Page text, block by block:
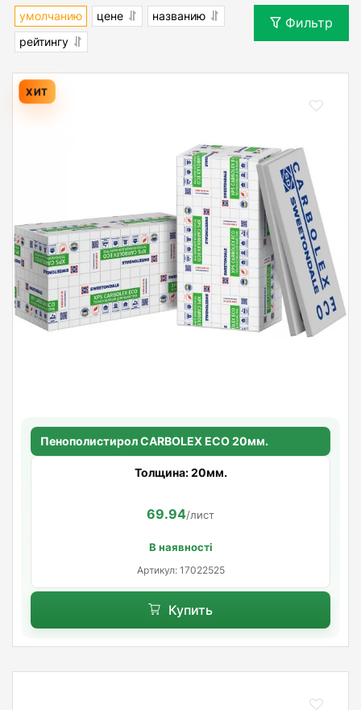
умолчанию цене
названию
рейтингу
Фильтр
ХИТ
Пенополистирол CARBOLEX ECO 20мм.
Толщина: 20мм.
69.94/лист
В наявності
Артикул: 17022525
Купить